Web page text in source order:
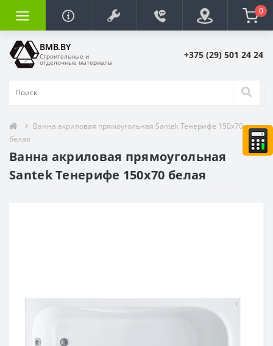
0
BMB.BY
Строительные и
отделочные материалы
+375 (29) 501 24 24
Ванна акриловая прямоугольная Santek Тенерифе 150х70
белая
Ванна акриловая прямоугольная
Santek Тенерифе 150х70 белая